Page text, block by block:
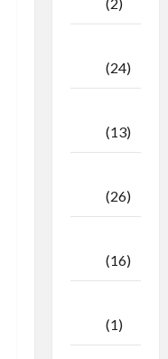
(2)
(24)
(13)
(26)
(16)
(1)